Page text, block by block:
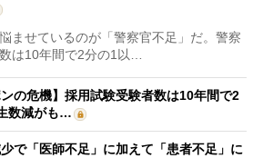
ませているのが「警察官不足」だ。警察
は10年間で2分の1以…
ンの危機】採用試験受験者数は10年間で2
数減がも…
少で「医師不足」に加えて「患者不足」に